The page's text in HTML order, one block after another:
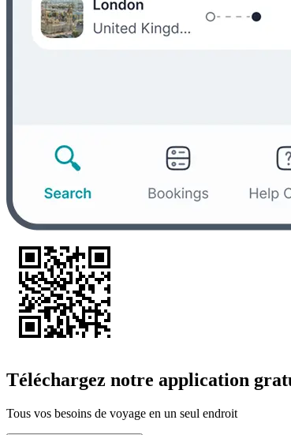
Téléchargez notre application
Tous vos besoins de voyage en un seul endroit